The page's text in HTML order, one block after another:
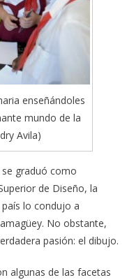
enseñándoles
mundo de la
Avila)
graduó como
de Diseño, la
lo condujo a
No obstante,
pasión: el dibujo.
algunas de las facetas